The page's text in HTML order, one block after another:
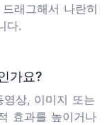
래그해서 나란히
다.
가요?
상, 이미지 또는
효과를 높이거나